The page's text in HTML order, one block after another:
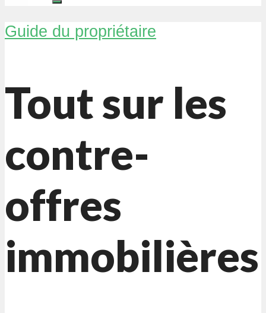
Guide du propriétaire
Tout sur les
contre-
offres
immobilières